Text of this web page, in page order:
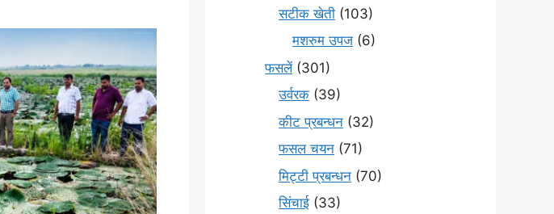
सटीक खेती (103)
मशरुम उपज (6)
फसलें(301)
उर्वरक (39)
कीट प्रबन्धन (32)
फसल चयन (71)
मि‌ट्टी प्रबन्धन (70)
सिंचाई (33)